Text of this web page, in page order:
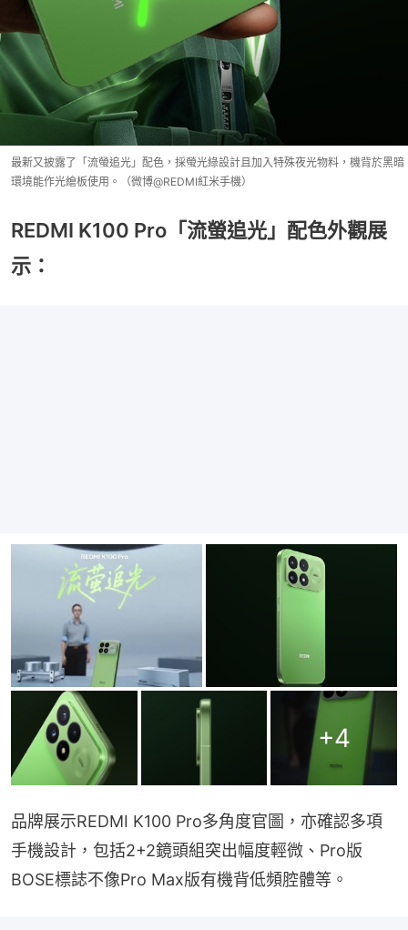
最新又披露了「流螢追光」配色，採螢光綠設計且加入特殊夜光物料，機背於黑暗
環境能作光繪板使用。（微博@REDMI紅米手機）
REDMI K100 Pro「流螢追光」配色外觀展
示：
+4
品牌展示REDMI K100 Pro多角度官圖，亦確認多項
手機設計，包括2+2鏡頭組突出幅度輕微、Pro版
BOSE標誌不像Pro Max版有機背低頻腔體等。